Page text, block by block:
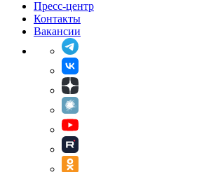
Пресс-центр
Контакты
Вакансии